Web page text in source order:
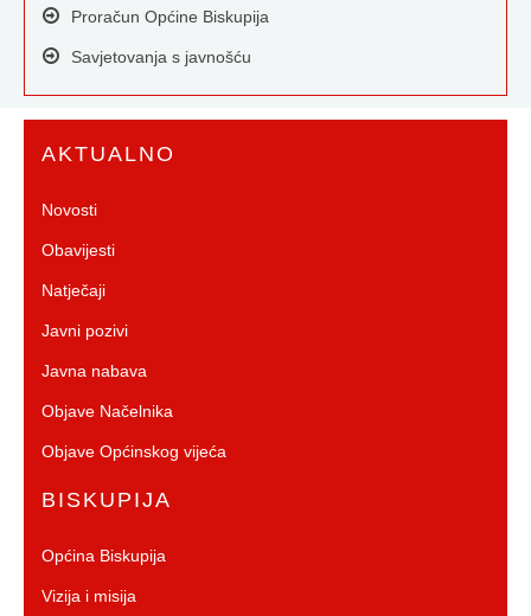
Proračun Općine Biskupija
Savjetovanja s javnošću
AKTUALNO
Novosti
Obavijesti
Natječaji
Javni pozivi
Javna nabava
Objave Načelnika
Objave Općinskog vijeća
BISKUPIJA
Općina Biskupija
Vizija i misija